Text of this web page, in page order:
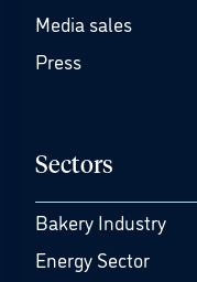
Media sales
Press
Sectors
Bakery Industry
Energy Sector